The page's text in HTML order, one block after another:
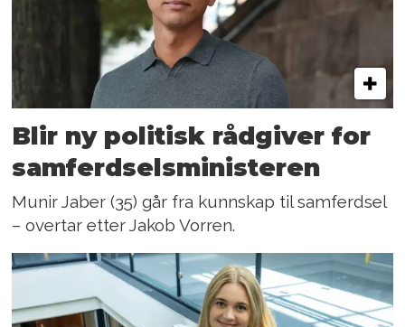
Blir ny politisk rådgiver for
samferdselsministeren
Munir Jaber (35) går fra kunnskap til samferdsel
– overtar etter Jakob Vorren.